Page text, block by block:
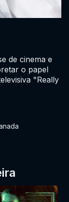
de cinema e
o papel
"Really